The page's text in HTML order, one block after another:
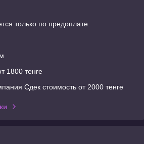
только по предоплате.
1800 тенге
Сдек стоимость от 2000 тенге